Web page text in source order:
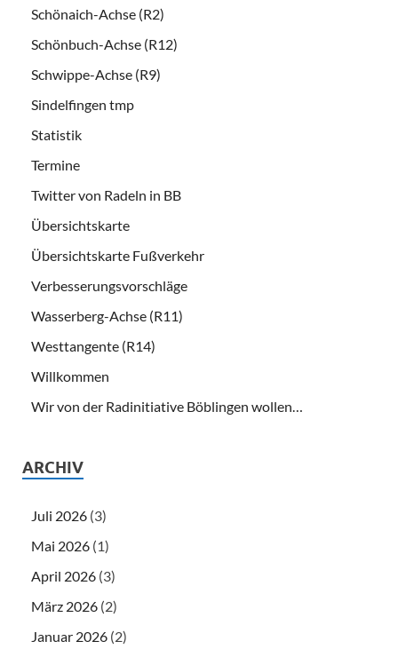
Schönaich-Achse (R2)
Schönbuch-Achse (R12)
Schwippe-Achse (R9)
Sindelfingen tmp
Statistik
Termine
Twitter von Radeln in BB
Übersichtskarte
Übersichtskarte Fußverkehr
Verbesserungsvorschläge
Wasserberg-Achse (R11)
Westtangente (R14)
Willkommen
Wir von der Radinitiative Böblingen wollen…
ARCHIV
Juli 2026 (3)
Mai 2026 (1)
April 2026 (3)
März 2026 (2)
Januar 2026 (2)